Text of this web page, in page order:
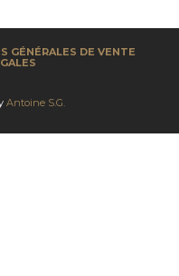
GÉNÉRALES DE VENTE
Antoine S.G.